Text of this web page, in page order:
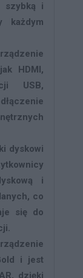
szybką i
każdym
HDMI,
USB,
dyskowi
i
co
się do
i jest
dzięki